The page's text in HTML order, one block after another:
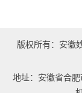
版权所有：安徽
地址：安徽省合